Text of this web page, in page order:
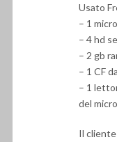
Usato
– 1
– 4 hd
– 2 gb
– 1 CF
– 1
del
Il